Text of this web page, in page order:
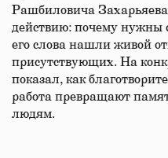
Рашбиловича
действию: почему нужны
его слова нашли живой
присутствующих. На
показал, как
работа превращают
людям.